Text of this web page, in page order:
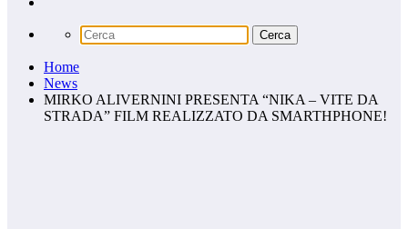
Home
News
MIRKO ALIVERNINI PRESENTA “NIKA – VITE DA
STRADA” FILM REALIZZATO DA SMARTHPHONE!